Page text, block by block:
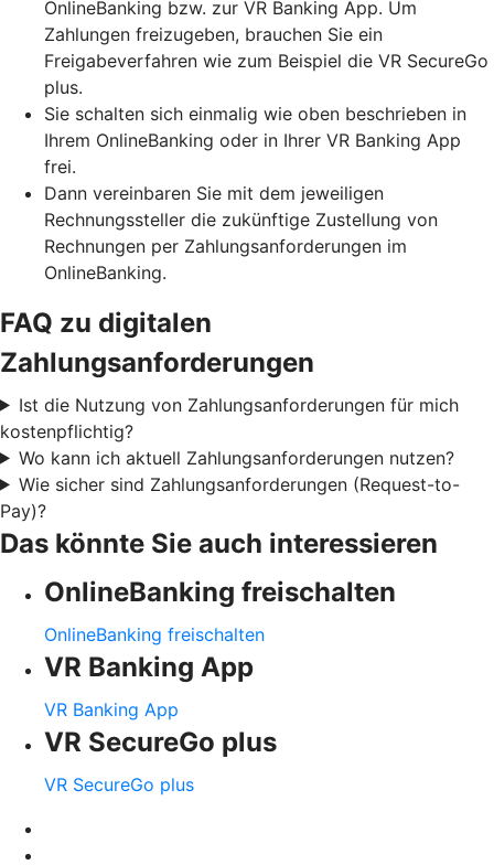
OnlineBanking bzw. zur VR Banking App. Um
Zahlungen freizugeben, brauchen Sie ein
Freigabeverfahren wie zum Beispiel die VR SecureGo
plus.
Sie schalten sich einmalig wie oben beschrieben in
Ihrem OnlineBanking oder in Ihrer VR Banking App
frei.
Dann vereinbaren Sie mit dem jeweiligen
Rechnungssteller die zukünftige Zustellung von
Rechnungen per Zahlungsanforderungen im
OnlineBanking.
FAQ zu digitalen
Zahlungsanforderungen
Ist die Nutzung von Zahlungsanforderungen für mich
kostenpflichtig?
Wo kann ich aktuell Zahlungsanforderungen nutzen?
Wie sicher sind Zahlungsanforderungen (Request-to-
Pay)?
Das könnte Sie auch interessieren
OnlineBanking freischalten
OnlineBanking freischalten
VR Banking App
VR Banking App
VR SecureGo plus
VR SecureGo plus